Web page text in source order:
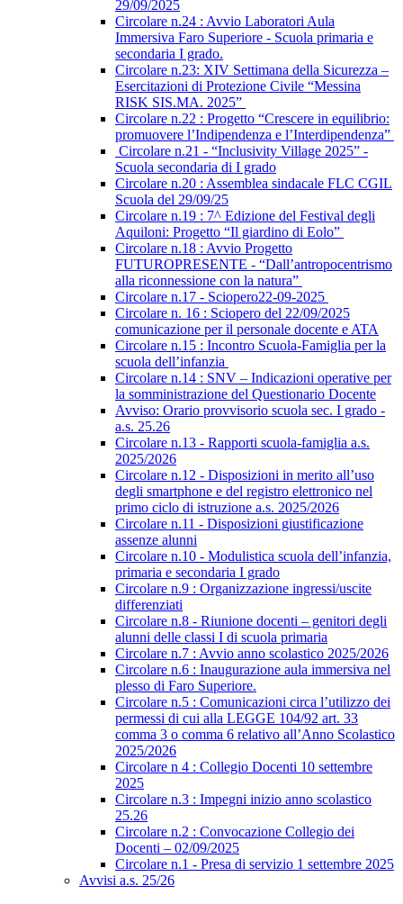
29/09/2025
Circolare n.24 : Avvio Laboratori Aula
Immersiva Faro Superiore - Scuola primaria e
secondaria I grado.
Circolare n.23: XIV Settimana della Sicurezza –
Esercitazioni di Protezione Civile “Messina
RISK SIS.MA. 2025”
Circolare n.22 : Progetto “Crescere in equilibrio:
promuovere l’Indipendenza e l’Interdipendenza”
Circolare n.21 - “Inclusivity Village 2025” -
Scuola secondaria di I grado
Circolare n.20 : Assemblea sindacale FLC CGIL
Scuola del 29/09/25
Circolare n.19 : 7^ Edizione del Festival degli
Aquiloni: Progetto “Il giardino di Eolo”
Circolare n.18 : Avvio Progetto
FUTUROPRESENTE - “Dall’antropocentrismo
alla riconnessione con la natura”
Circolare n.17 - Sciopero22-09-2025
Circolare n. 16 : Sciopero del 22/09/2025
comunicazione per il personale docente e ATA
Circolare n.15 : Incontro Scuola-Famiglia per la
scuola dell’infanzia
Circolare n.14 : SNV – Indicazioni operative per
la somministrazione del Questionario Docente
Avviso: Orario provvisorio scuola sec. I grado -
a.s. 25.26
Circolare n.13 - Rapporti scuola-famiglia a.s.
2025/2026
Circolare n.12 - Disposizioni in merito all’uso
degli smartphone e del registro elettronico nel
primo ciclo di istruzione a.s. 2025/2026
Circolare n.11 - Disposizioni giustificazione
assenze alunni
Circolare n.10 - Modulistica scuola dell’infanzia,
primaria e secondaria I grado
Circolare n.9 : Organizzazione ingressi/uscite
differenziati
Circolare n.8 - Riunione docenti – genitori degli
alunni delle classi I di scuola primaria
Circolare n.7 : Avvio anno scolastico 2025/2026
Circolare n.6 : Inaugurazione aula immersiva nel
plesso di Faro Superiore.
Circolare n.5 : Comunicazioni circa l’utilizzo dei
permessi di cui alla LEGGE 104/92 art. 33
comma 3 o comma 6 relativo all’Anno Scolastico
2025/2026
Circolare n 4 : Collegio Docenti 10 settembre
2025
Circolare n.3 : Impegni inizio anno scolastico
25.26
Circolare n.2 : Convocazione Collegio dei
Docenti – 02/09/2025
Circolare n.1 - Presa di servizio 1 settembre 2025
Avvisi a.s. 25/26